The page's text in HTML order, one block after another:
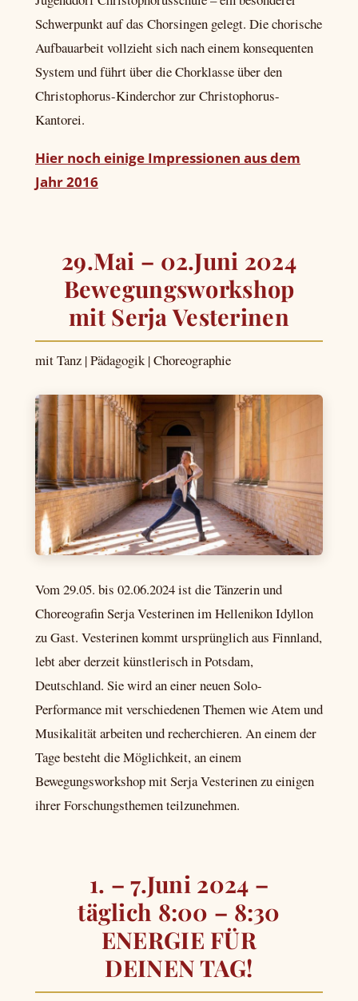
Schwerpunkt auf das Chorsingen gelegt. Die chorische
Aufbauarbeit vollzieht sich nach einem konsequenten
System und führt über die Chorklasse über den
Christophorus-Kinderchor zur Christophorus-
Kantorei.
Hier noch einige Impressionen aus dem
Jahr 2016
29.Mai – 02.Juni 2024
Bewegungsworkshop
mit Serja Vesterinen
mit Tanz | Pädagogik | Choreographie
Vom 29.05. bis 02.06.2024 ist die Tänzerin und
Choreografin Serja Vesterinen im Hellenikon Idyllon
zu Gast. Vesterinen kommt ursprünglich aus Finnland,
lebt aber derzeit künstlerisch in Potsdam,
Deutschland. Sie wird an einer neuen Solo-
Performance mit verschiedenen Themen wie Atem und
Musikalität arbeiten und recherchieren. An einem der
Tage besteht die Möglichkeit, an einem
Bewegungsworkshop mit Serja Vesterinen zu einigen
ihrer Forschungsthemen teilzunehmen.
1. – 7.Juni 2024 –
täglich 8:00 – 8:30
ENERGIE FÜR
DEINEN TAG!